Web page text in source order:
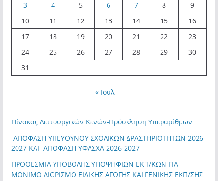
3
4 5 6 7 8
9
10
11 12 13 14 15
16
17
18 19 20 21 22
23
24
25 26 27 28 29
30
31
« Ιούλ
Πίνακας Λειτουργικών Κενών-Πρόσκληση Υπεραρίθμων
ΑΠΟΦΑΣΗ ΥΠΕΥΘΥΝΟΥ ΣΧΟΛΙΚΩΝ ΔΡΑΣΤΗΡΙΟΤΗΤΩΝ 2026-
2027 ΚΑΙ ΑΠΟΦΑΣΗ ΥΦΑΣΧΑ 2026-2027
ΠΡΟΘΕΣΜΙΑ ΥΠΟΒΟΛΗΣ ΥΠΟΨΗΦΙΩΝ ΕΚΠ/ΚΩΝ ΓΙΑ
ΜΟΝΙΜΟ ΔΙΟΡΙΣΜΟ ΕΙΔΙΚΗΣ ΑΓΩΓΗΣ ΚΑΙ ΓΕΝΙΚΗΣ ΕΚΠ/ΣΗΣ